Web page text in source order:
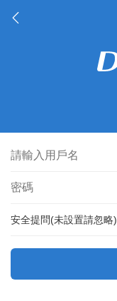
安全提問(未設置請忽略)